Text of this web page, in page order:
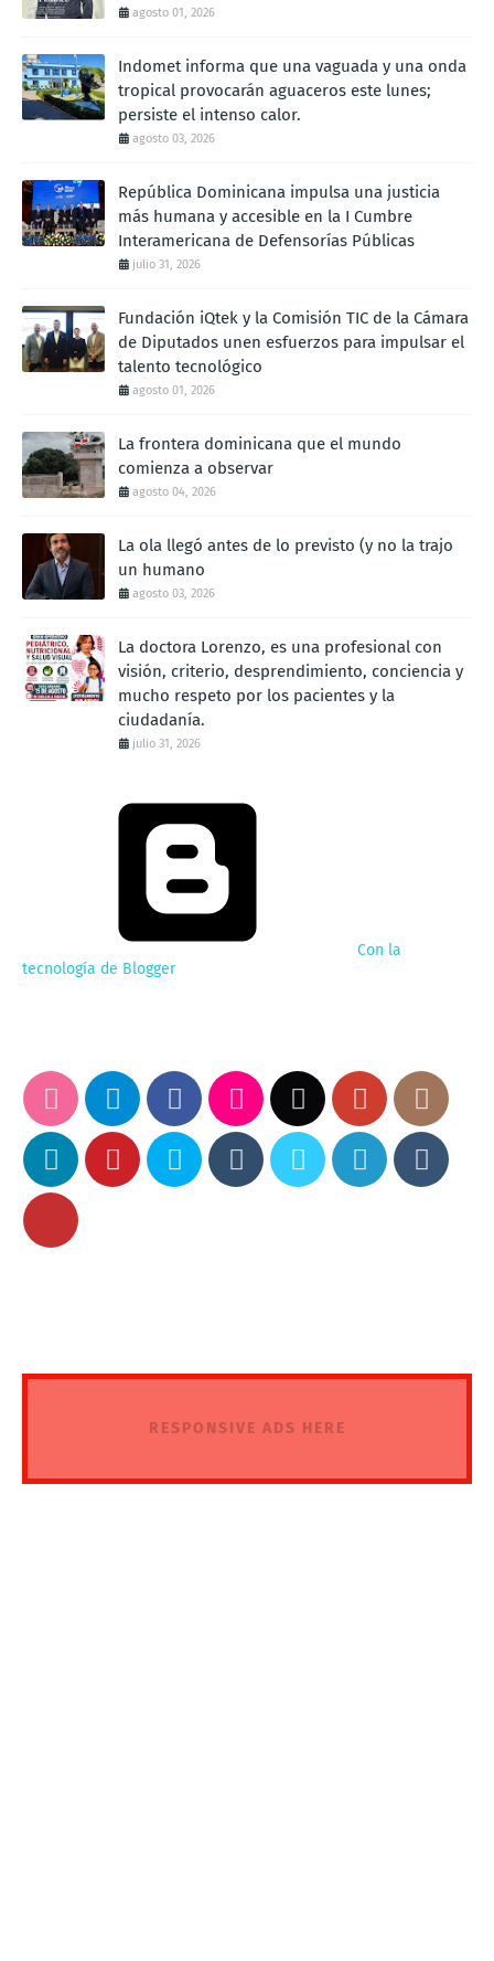
agosto 01, 2026
Indomet informa que una vaguada y una onda
tropical provocarán aguaceros este lunes;
persiste el intenso calor.
agosto 03, 2026
República Dominicana impulsa una justicia
más humana y accesible en la I Cumbre
Interamericana de Defensorías Públicas
julio 31, 2026
Fundación iQtek y la Comisión TIC de la Cámara
de Diputados unen esfuerzos para impulsar el
talento tecnológico
agosto 01, 2026
La frontera dominicana que el mundo
comienza a observar
agosto 04, 2026
La ola llegó antes de lo previsto (y no la trajo
un humano
agosto 03, 2026
La doctora Lorenzo, es una profesional con
visión, criterio, desprendimiento, conciencia y
mucho respeto por los pacientes y la
ciudadanía.
julio 31, 2026
Con la
tecnología de Blogger
RESPONSIVE ADS HERE